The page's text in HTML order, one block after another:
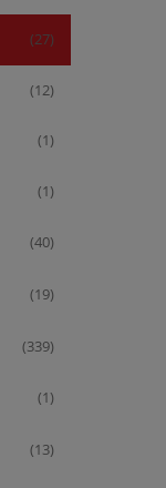
(27)
(12)
(1)
(1)
(40)
(19)
(339)
(1)
(13)